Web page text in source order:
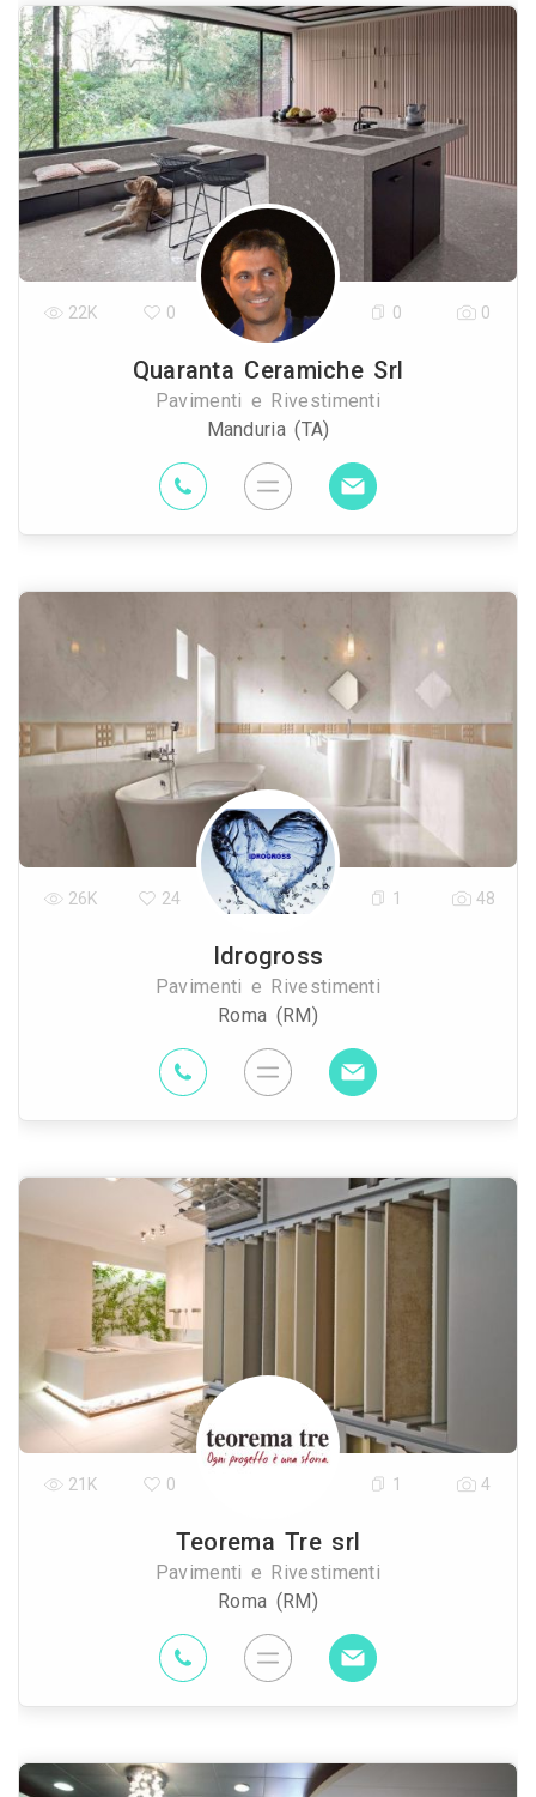
Quaranta Ceramiche Srl
Pavimenti e Rivestimenti
Manduria (TA)
22K 0 0 0
Idrogross
Pavimenti e Rivestimenti
Roma (RM)
26K 24 1 48
Teorema Tre srl
Pavimenti e Rivestimenti
Roma (RM)
21K 0 1 4